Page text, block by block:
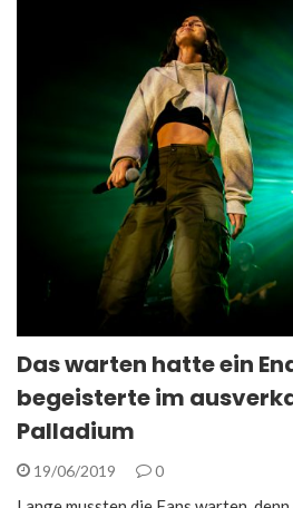
Das warten hatte ein
begeisterte im
Palladium
19/06/2019 0